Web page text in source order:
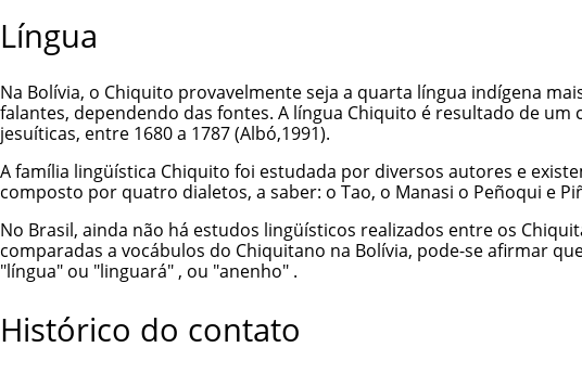
Língua
Na Bolívia, o Chiquito provavelmente seja a quarta língua indígena
falantes, dependendo das fontes. A língua Chiquito é resultado de
jesuíticas, entre 1680 a 1787 (Albó,1991).
A família lingüística Chiquito foi estudada por diversos autores e
composto por quatro dialetos, a saber: o Tao, o Manasi o Peñoqui e
No Brasil, ainda não há estudos lingüísticos realizados entre os
comparadas a vocábulos do Chiquitano na Bolívia, pode-se afirmar
"língua" ou "linguará" , ou "anenho" .
Histórico do contato